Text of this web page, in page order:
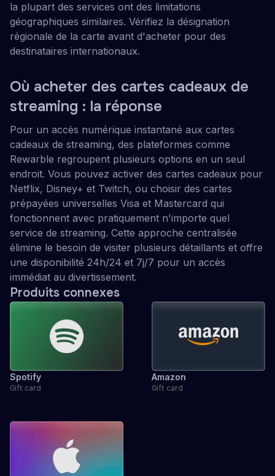
la plupart des services ont des limitations
géographiques similaires. Vérifiez la désignation
régionale de la carte avant d'acheter pour des
destinataires internationaux.
Où acheter des cartes cadeaux de
streaming : la réponse
Pour un accès numérique instantané aux cartes
cadeaux de streaming, des plateformes comme
Rewarble regroupent plusieurs options en un seul
endroit. Vous pouvez activer des cartes cadeaux pour
Netflix, Disney+ et Twitch, ou choisir des cartes
prépayées universelles Visa et Mastercard qui
fonctionnent avec pratiquement n'importe quel
service de streaming. Cette approche centralisée
élimine le besoin de visiter plusieurs détaillants et offre
une disponibilité 24h/24 et 7j/7 pour un accès
immédiat au divertissement.
Produits connexes
Spotify
Gift card
Amazon
Gift card